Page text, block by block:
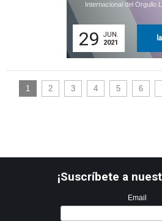
Internacional del Orgullo
29
JUN.
2021
1 2 3 4 5 6
¡Suscríbete a
Email